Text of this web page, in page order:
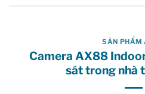
SẢN PHẨM
Camera AX88
sát trong nhà